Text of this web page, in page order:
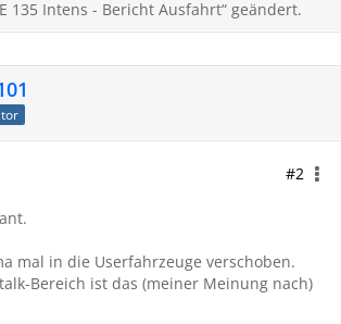
135 Intens - Bericht Ausfahrt“ geändert.
#2
mal in die Userfahrzeuge verschoben.
Bereich ist das (meiner Meinung nach)